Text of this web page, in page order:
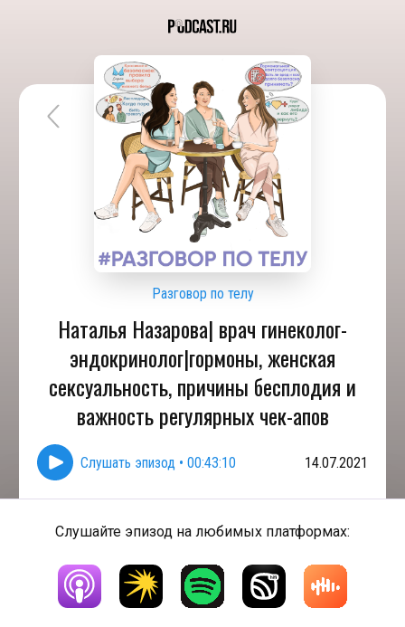
Разговор по телу
Наталья Назарова| врач гинеколог-
эндокринолог|гормоны, женская
сексуальность, причины бесплодия и
важность регулярных чек-апов
Слушать эпизод • 00:43:10 14.07.2021
Слушайте эпизод на любимых платформах: